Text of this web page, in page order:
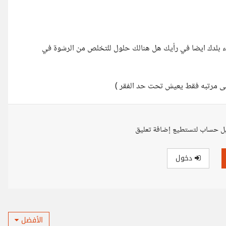
بلدك ايضا في رأيك هل هنالك حلول للتخلص من الرشوة في
حساب لتستطيع إضافة تعليق
دخول
الأفضل